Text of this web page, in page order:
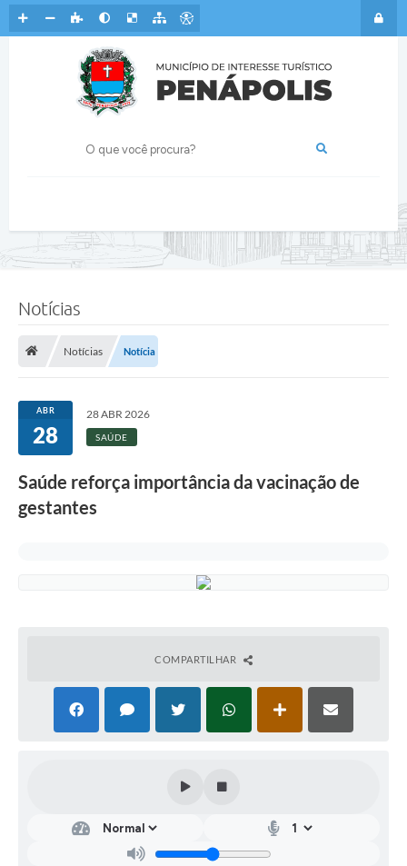
Notícias
Notícias Notícia
ABR
28
28 ABR 2026
SAÚDE
Saúde reforça importância da vacinação de
gestantes
COMPARTILHAR